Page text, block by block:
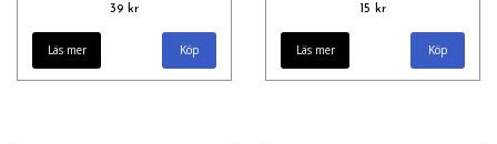
39 kr
Läs mer
15 kr
Läs mer